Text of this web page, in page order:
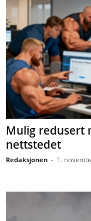
Mulig redusert
nettstedet
Redaksjonen - 1.